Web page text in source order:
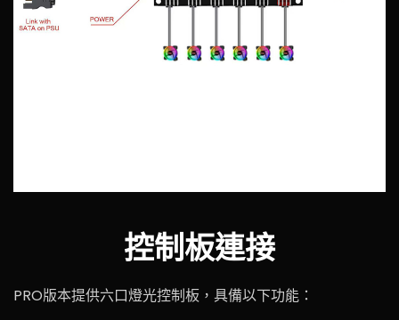
控制板連接
PRO版本提供六口燈光控制板，具備以下功能：